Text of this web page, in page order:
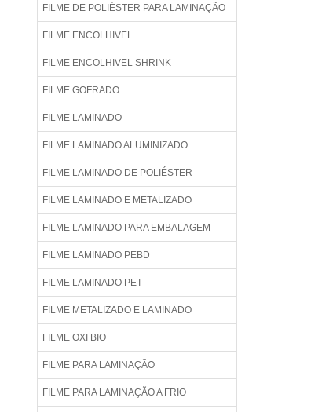
FILME DE POLIÉSTER PARA LAMINAÇÃO
FILME ENCOLHIVEL
FILME ENCOLHIVEL SHRINK
FILME GOFRADO
FILME LAMINADO
FILME LAMINADO ALUMINIZADO
FILME LAMINADO DE POLIÉSTER
FILME LAMINADO E METALIZADO
FILME LAMINADO PARA EMBALAGEM
FILME LAMINADO PEBD
FILME LAMINADO PET
FILME METALIZADO E LAMINADO
FILME OXI BIO
FILME PARA LAMINAÇÃO
FILME PARA LAMINAÇÃO A FRIO